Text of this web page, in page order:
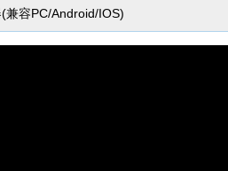
兼容PC/Android/IOS)